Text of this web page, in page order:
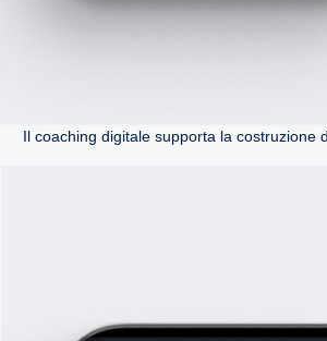
Il coaching digitale supporta la costruzione